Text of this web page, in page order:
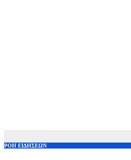
ΡΟΗ ΕΙΔΗΣΕΩΝ